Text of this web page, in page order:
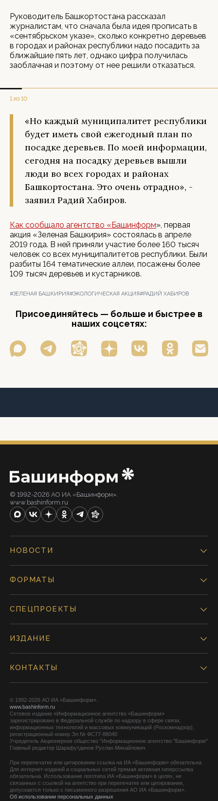
Руководитель Башкортостана рассказал
журналистам, что сначала была идея прописать в
«сентябрьском указе», сколько конкретно деревьев
в городах и районах республики надо посадить за
ближайшие пять лет, однако цифра получилась
заоблачная и поэтому от нее решили отказаться.
1 из 10
«Но каждый муниципалитет республики
будет иметь свой ежегодный план по
посадке деревьев. По моей информации,
сегодня на посадку деревьев вышли
люди во всех городах и районах
Башкортостана. Это очень отрадно», -
заявил Радий Хабиров.
Как сообщало агентство «Башинформ», первая
акция «Зеленая Башкирия» состоялась в апреле
2019 года. В ней приняли участие более 160 тысяч
человек со всех муниципалитетов республики. Были
разбиты 164 тематические аллеи, посажены более
109 тысяч деревьев и кустарников.
#ЗЕЛЕНАЯ БАШКИРИЯ#ЭКОЛОГИЧЕСКАЯ АКЦИЯ#РАДИЙ ХАБИРОВ
Присоединяйтесь — больше и быстрее в
наших соцсетях:
© 1992-2026 АО ИА «Башинформ».
www.bashinform.ru
НОВОСТИ
ФОРМАТЫ
СПЕЦПРОЕКТЫ
ИЗДАНИЕ
КОНТАКТЫ
© 1992-2026 АО ИА «Башинформ».
www.bashinform.ru
Сетевое издание «Информационное агентство «Башинформ»
зарегистрировано в Федеральной службе по надзору в сфере связи,
информационных технологий и массовых коммуникаций (Роскомнадзор),
регистрационный номер Эл № ФС77-88040
Учредитель Акционерное общество "Информационное агентство "Башинформ"
Главный редактор Шарафутдинов Руслан Михайлович
При перепечатке или цитировании ссылка на ИА «Башинформ» обязательна.
Для интернет-изданий и социальных сетей прямая активная гиперссылка
обязательна. Использование логотипа ИА «Башинформ» в целях, не
связанных с ссылкой на агентство при перепечатке или цитировании,
допускается только с письменного разрешения АО ИА «Башинформ».
Об использовании персональных данных